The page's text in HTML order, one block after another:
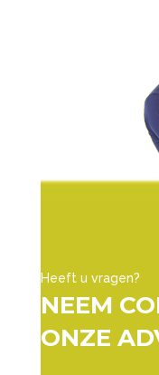
Heeft u vragen?
NEEM
ONZE